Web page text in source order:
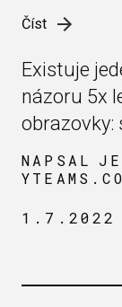
Číst
Existuje
názoru 5x
obrazovky:
NAPSAL
1.7.2022